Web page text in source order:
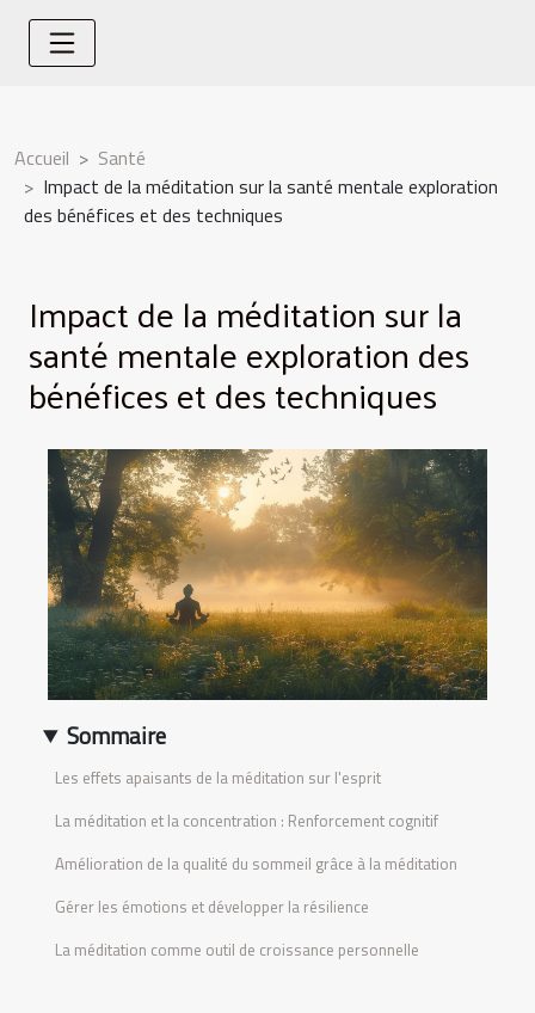
Accueil
Santé
Impact de la méditation sur la santé mentale exploration
des bénéfices et des techniques
Impact de la méditation sur la
santé mentale exploration des
bénéfices et des techniques
Sommaire
Les effets apaisants de la méditation sur l'esprit
La méditation et la concentration : Renforcement cognitif
Amélioration de la qualité du sommeil grâce à la méditation
Gérer les émotions et développer la résilience
La méditation comme outil de croissance personnelle